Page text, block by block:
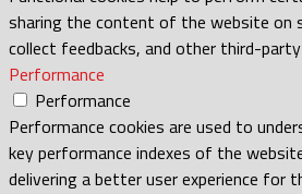
sharing the content of the website on
collect feedbacks, and other third-
Performance
Performance
Performance cookies are used to
key performance indexes of the
delivering a better user experience for